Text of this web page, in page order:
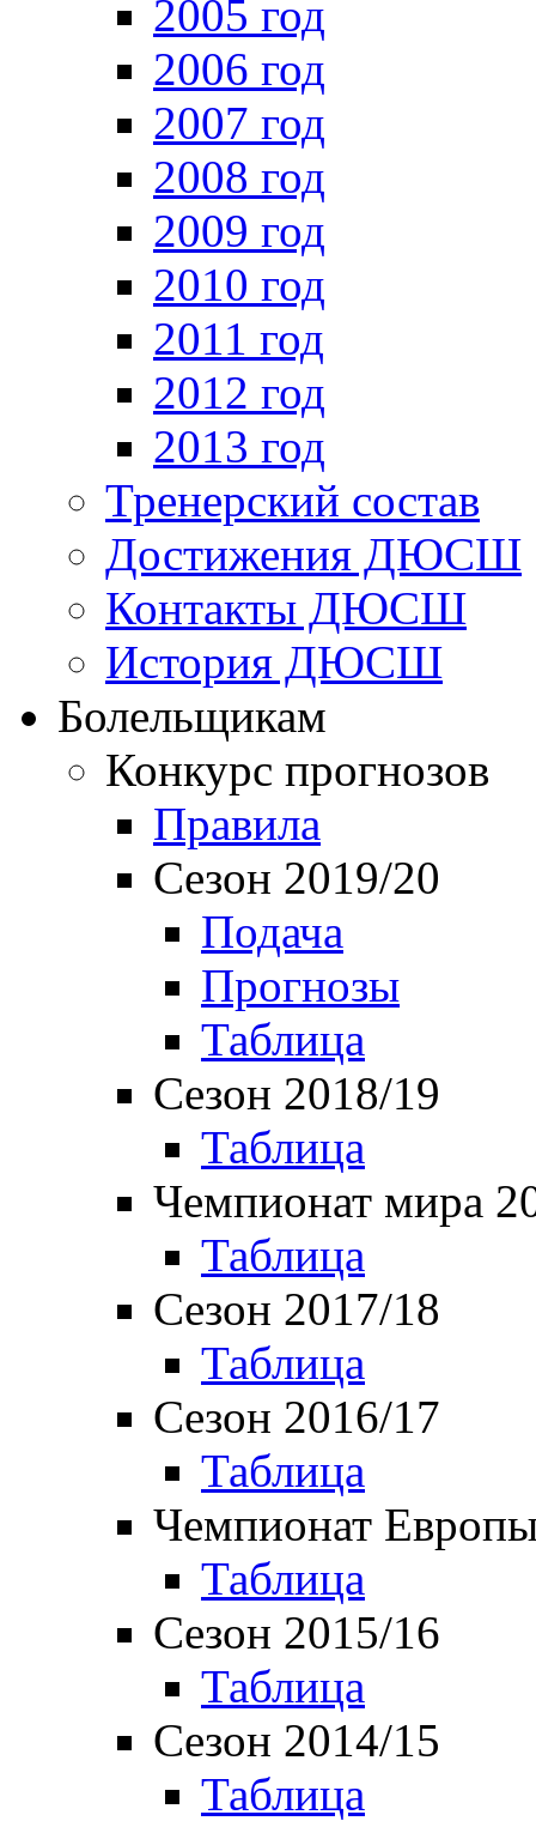
2005 год
2006 год
2007 год
2008 год
2009 год
2010 год
2011 год
2012 год
2013 год
Тренерский состав
Достижения ДЮСШ
Контакты ДЮСШ
История ДЮСШ
Болельщикам
Конкурс прогнозов
Правила
Сезон 2019/20
Подача
Прогнозы
Таблица
Сезон 2018/19
Таблица
Чемпионат мира
Таблица
Сезон 2017/18
Таблица
Сезон 2016/17
Таблица
Чемпионат
Таблица
Сезон 2015/16
Таблица
Сезон 2014/15
Таблица